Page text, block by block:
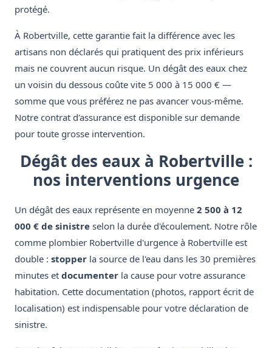
protégé.
À Robertville, cette garantie fait la différence avec les
artisans non déclarés qui pratiquent des prix inférieurs
mais ne couvrent aucun risque. Un dégât des eaux chez
un voisin du dessous coûte vite 5 000 à 15 000 € —
somme que vous préférez ne pas avancer vous-même.
Notre contrat d'assurance est disponible sur demande
pour toute grosse intervention.
Dégât des eaux à Robertville :
nos interventions urgence
Un dégât des eaux représente en moyenne 2 500 à 12
000 € de sinistre selon la durée d'écoulement. Notre rôle
comme plombier Robertville d'urgence à Robertville est
double : stopper la source de l'eau dans les 30 premières
minutes et documenter la cause pour votre assurance
habitation. Cette documentation (photos, rapport écrit de
localisation) est indispensable pour votre déclaration de
sinistre.